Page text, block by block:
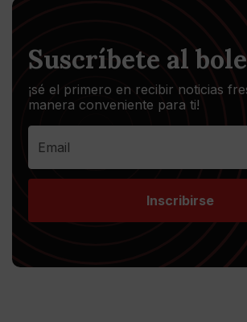
Suscríbete al
¡sé el primero en recibir noticias
manera conveniente para ti!
Inscribirse